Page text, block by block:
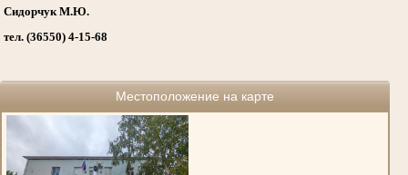
Сидорчук М.Ю.
тел. (36550) 4-15-68
Местоположение на карте